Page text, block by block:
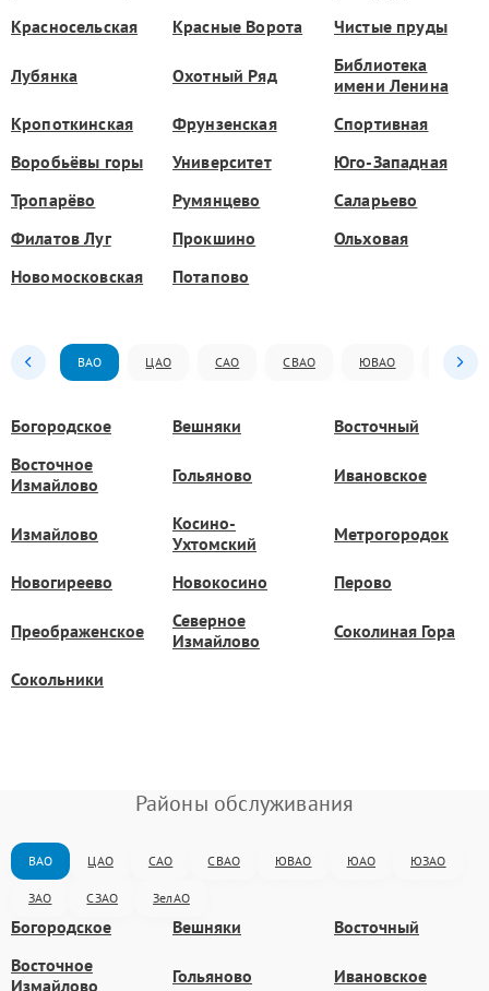
Красносельская
Красные Ворота Чистые пруды
Лубянка Охотный Ряд
Библиотека
имени Ленина
Кропоткинская
Фрунзенская
Спортивная
Воробьёвы горы
Университет
Юго-Западная
Тропарёво
Румянцево
Саларьево
Филатов Луг
Прокшино
Ольховая
Новомосковская
Потапово
ВАО ЦАО САО СВАО ЮВАО ЮАО
Богородское Вешняки
Восточный
Восточное
Измайлово
Гольяново Ивановское
Измайлово
Косино-
Ухтомский
Метрогородок
Новогиреево Новокосино Перово
Преображенское
Северное
Измайлово
Соколиная Гора
Сокольники
Районы обслуживания
ВАО ЦАО САО СВАО ЮВАО ЮАО ЮЗАО
ЗАО СЗАО ЗелАО
Богородское Вешняки
Восточный
Восточное
Измайлово
Гольяново Ивановское